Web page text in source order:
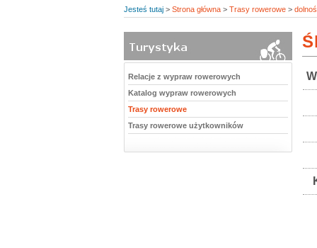
Jesteś tutaj > Strona główna > Trasy rowerowe >
Relacje z wypraw rowerowych
Katalog wypraw rowerowych
Trasy rowerowe
Trasy rowerowe użytkowników